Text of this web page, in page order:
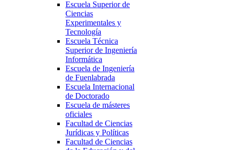
Escuela Superior de
Ciencias
Experimentales y
Tecnología
Escuela Técnica
Superior de Ingeniería
Informática
Escuela de Ingeniería
de Fuenlabrada
Escuela Internacional
de Doctorado
Escuela de másteres
oficiales
Facultad de Ciencias
Jurídicas y Políticas
Facultad de Ciencias